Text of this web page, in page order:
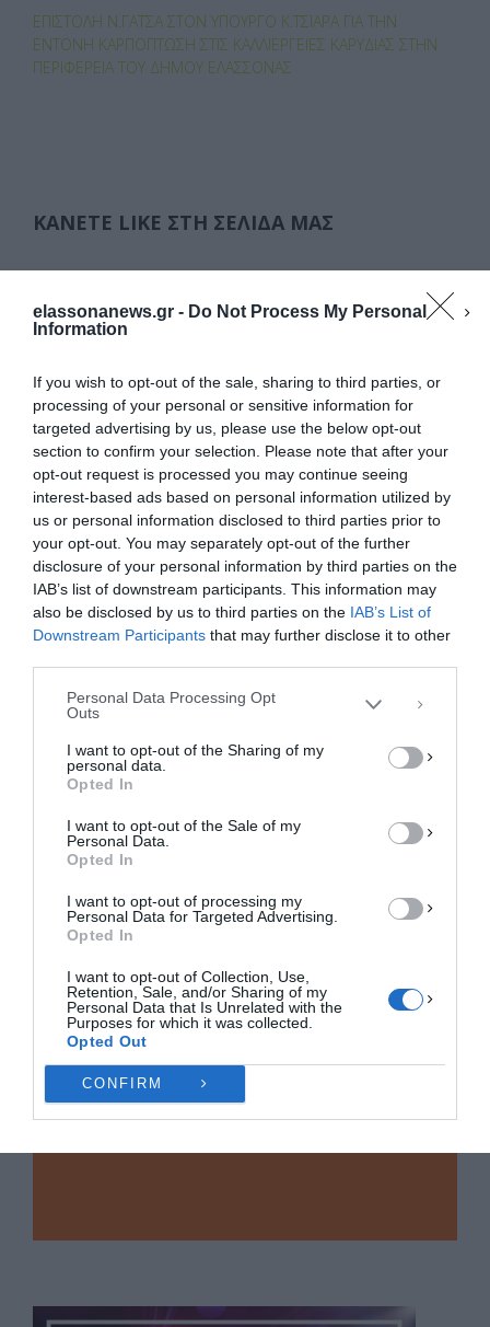
elassonanews.gr - Do Not Process My Personal
Information
If you wish to opt-out of the sale, sharing to third parties, or
processing of your personal or sensitive information for
targeted advertising by us, please use the below opt-out
section to confirm your selection. Please note that after your
opt-out request is processed you may continue seeing
interest-based ads based on personal information utilized by
us or personal information disclosed to third parties prior to
your opt-out. You may separately opt-out of the further
disclosure of your personal information by third parties on the
IAB’s list of downstream participants. This information may
also be disclosed by us to third parties on the IAB’s List of
Downstream Participants that may further disclose it to other
Personal Data Processing Opt
Outs
I want to opt-out of the Sharing of my
personal data.
Opted In
I want to opt-out of the Sale of my
Personal Data.
Opted In
I want to opt-out of processing my
Personal Data for Targeted Advertising.
Opted In
I want to opt-out of Collection, Use,
Retention, Sale, and/or Sharing of my
Personal Data that Is Unrelated with the
Purposes for which it was collected.
Opted Out
CONFIRM
Διαχείριση Συγκατάθεσης
Για να παρέχουμε την καλύτερη εμπειρία, χρησιμοποιούμε τεχνολογίες όπως
cookies για την αποθήκευση ή/και την πρόσβαση σε πληροφορίες συσκευών.
Η συγκατάθεση για τις εν λόγω τεχνολογίες θα μας επιτρέψει να
επεξεργαστούμε δεδομένα προσωπικού χαρακτήρα, όπως συμπεριφορά
περιήγησης ή μοναδικά αναγνωριστικά σε αυτόν τον ιστότοπο. Η μη
συγκατάθεση ή η ανάκληση της συγκατάθεσης, μπορεί να επηρεάσει
αρνητικά ορισμένες λειτουργίες και δυνατότητες.
ΠΡΟΒΟΛΉ ΠΡΟΤΙΜΉΣΕΩΝ
Πολιτική Cookies
ΕΠΙΣΤΟΛΉ Ν.ΓΆΤΣΑ ΣΤΟΝ ΥΠΟΥΡΓΌ Κ.ΤΣΙΆΡΑ ΓΙΑ ΤΗΝ
ΈΝΤΟΝΗ ΚΑΡΠΌΠΤΩΣΗ ΣΤΙΣ ΚΑΛΛΙΈΡΓΕΙΕΣ ΚΑΡΥΔΙΆΣ ΣΤΗΝ
ΠΕΡΙΦΈΡΕΙΑ ΤΟΥ ΔΉΜΟΥ ΕΛΑΣΣΌΝΑΣ
ΚΆΝΕΤΕ LIKE ΣΤΗ ΣΕΛΊΔΑ ΜΑΣ